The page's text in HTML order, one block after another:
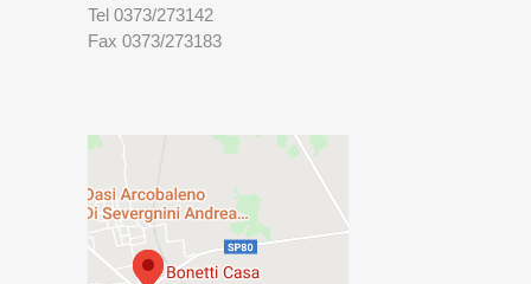
Tel 0373/273142
Fax 0373/273183